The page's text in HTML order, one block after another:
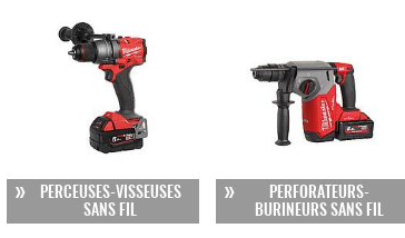
PERCEUSES-VISSEUSES
SANS FIL
PERFORATEURS-
BURINEURS SANS FIL